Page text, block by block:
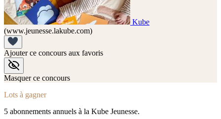
Kube
(www.jeunesse.lakube.com)
Ajouter ce concours aux favoris
Masquer ce concours
Lots à gagner
5 abonnements annuels à la Kube Jeunesse.